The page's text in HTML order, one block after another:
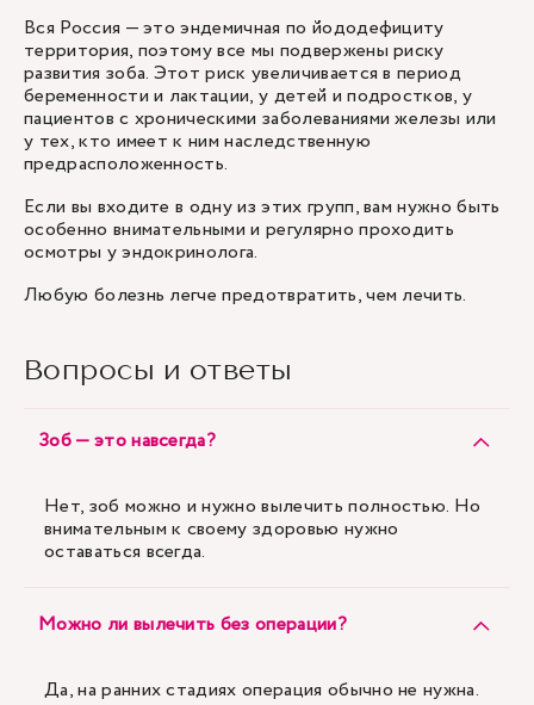
Вся Россия — это эндемичная по йододефициту
территория, поэтому все мы подвержены риску
развития зоба. Этот риск увеличивается в период
беременности и лактации, у детей и подростков, у
пациентов с хроническими заболеваниями железы или
у тех, кто имеет к ним наследственную
предрасположенность.
Если вы входите в одну из этих групп, вам нужно быть
особенно внимательными и регулярно проходить
осмотры у эндокринолога.
Любую болезнь легче предотвратить, чем лечить.
Вопросы и ответы
Зоб — это навсегда?
Нет, зоб можно и нужно вылечить полностью. Но
внимательным к своему здоровью нужно
оставаться всегда.
Можно ли вылечить без операции?
Да, на ранних стадиях операция обычно не нужна.